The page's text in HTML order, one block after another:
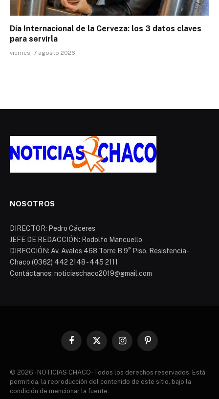
Día Internacional de la Cerveza: los 3 datos claves
para servirla
viernes, 7 agosto 2026
NOSOTROS
DIRECTOR: Pedro Cáceres
JEFE DE REDACCIÓN: Rodolfo Mancuello
DIRECCIÓN: Av. Avalos 468 Torre B 9° Piso. Resistencia-
Chaco (0362) 442 2148 - 445 2111
Contáctanos: noticiaschaco2019@gmail.com
Facebook
X
InstagramPinterest
© 2026 - NOTICIAS CHACO- Todos los derechos reservados. Está
permitida, la reproducción del contenido de este sitio, bajo la
condición de mencionar la fuente.